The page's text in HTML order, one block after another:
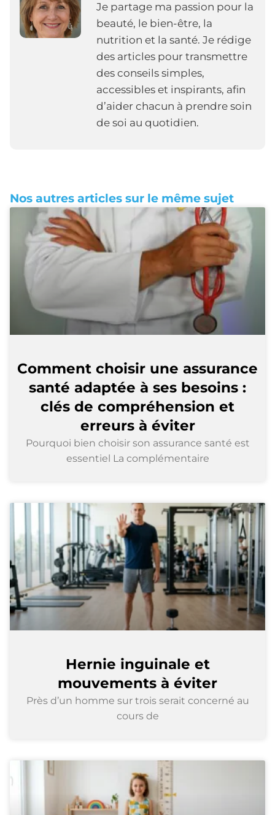
Je partage ma passion pour la
beauté, le bien-être, la
nutrition et la santé. Je rédige
des articles pour transmettre
des conseils simples,
accessibles et inspirants, afin
d’aider chacun à prendre soin
de soi au quotidien.
Nos autres articles sur le même sujet
Comment choisir une assurance
santé adaptée à ses besoins :
clés de compréhension et
erreurs à éviter
Pourquoi bien choisir son assurance santé est
essentiel La complémentaire
Hernie inguinale et
mouvements à éviter
Près d’un homme sur trois serait concerné au
cours de